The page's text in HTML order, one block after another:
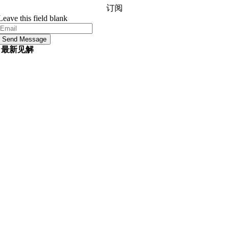
订阅
this field blank
Send Message
最新见解